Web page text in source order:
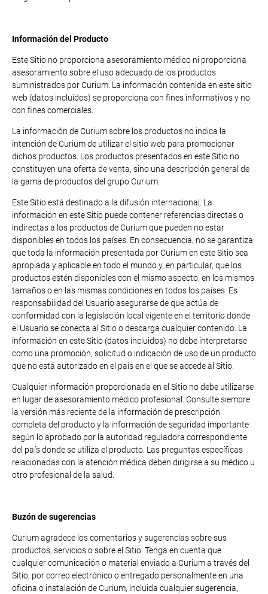
Información del Producto
Este Sitio no proporciona asesoramiento médico ni proporciona
asesoramiento sobre el uso adecuado de los productos
suministrados por Curium. La información contenida en este sitio
web (datos incluidos) se proporciona con fines informativos y no
con fines comerciales.
La información de Curium sobre los productos no indica la
intención de Curium de utilizar el sitio web para promocionar
dichos productos. Los productos presentados en este Sitio no
constituyen una oferta de venta, sino una descripción general de
la gama de productos del grupo Curium.
Este Sitio está destinado a la difusión internacional. La
información en este Sitio puede contener referencias directas o
indirectas a los productos de Curium que pueden no estar
disponibles en todos los países. En consecuencia, no se garantiza
que toda la información presentada por Curium en este Sitio sea
apropiada y aplicable en todo el mundo y, en particular, que los
productos estén disponibles con el mismo aspecto, en los mismos
tamaños o en las mismas condiciones en todos los países. Es
responsabilidad del Usuario asegurarse de que actúa de
conformidad con la legislación local vigente en el territorio donde
el Usuario se conecta al Sitio o descarga cualquier contenido. La
información en este Sitio (datos incluidos) no debe interpretarse
como una promoción, solicitud o indicación de uso de un producto
que no está autorizado en el país en el que se accede al Sitio.
Cualquier información proporcionada en el Sitio no debe utilizarse
en lugar de asesoramiento médico profesional. Consulte siempre
la versión más reciente de la información de prescripción
completa del producto y la información de seguridad importante
según lo aprobado por la autoridad reguladora correspondiente
del país donde se utiliza el producto. Las preguntas específicas
relacionadas con la atención médica deben dirigirse a su médico u
otro profesional de la salud.
Buzón de sugerencias
Curium agradece los comentarios y sugerencias sobre sus
productos, servicios o sobre el Sitio. Tenga en cuenta que
cualquier comunicación o material enviado a Curium a través del
Sitio, por correo electrónico o entregado personalmente en una
oficina o instalación de Curium, incluida cualquier sugerencia,